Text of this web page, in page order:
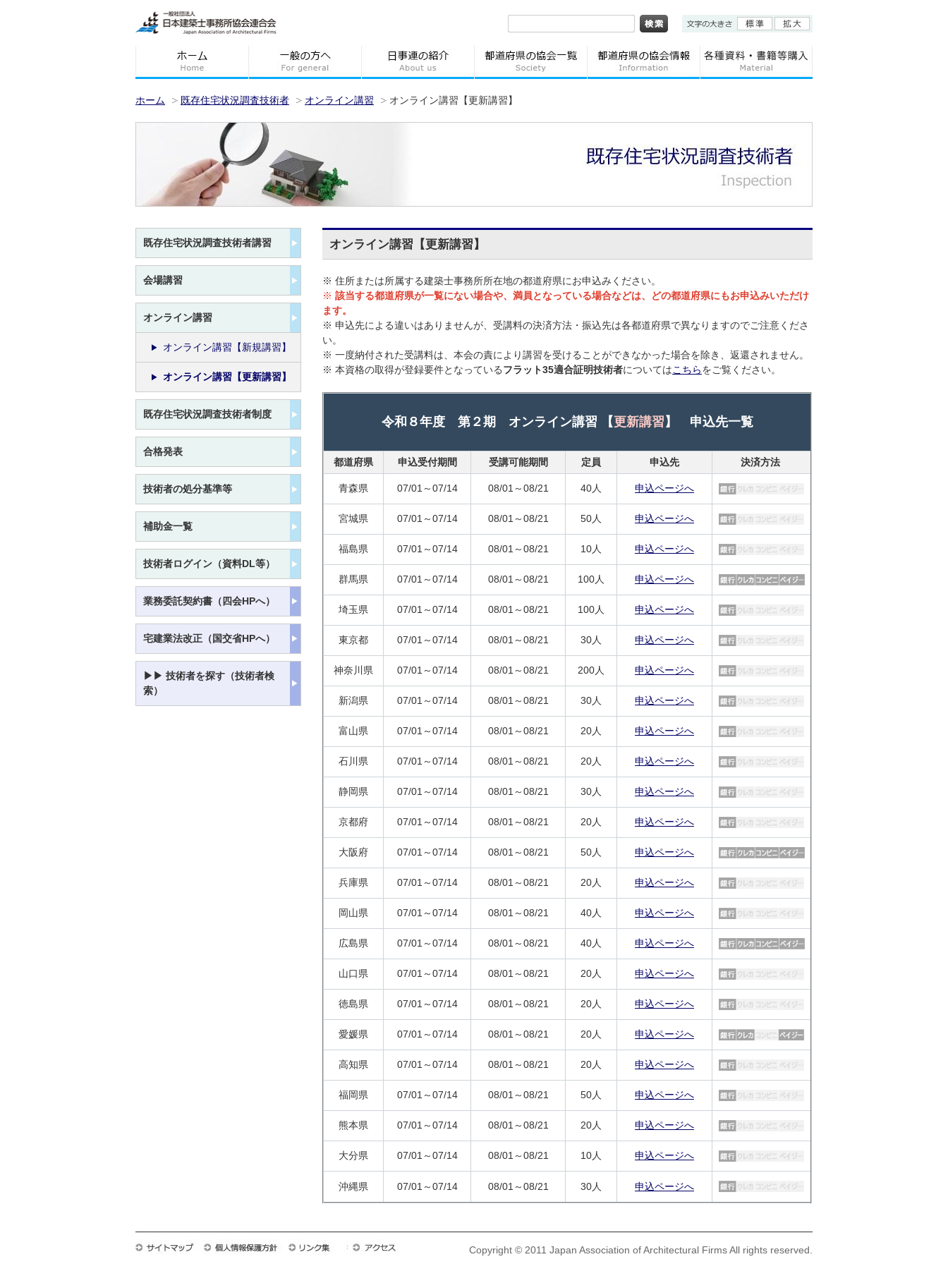
ホーム 既存住宅状況調査技術者 オンライン講習 オンライン講習【更新講習】
オンライン講習【更新講習】
※ 住所または所属する建築士事務所所在地の都道府県にお申込みください。
※ 該当する都道府県が一覧にない場合や、満員となっている場合などは、どの都道府県にもお申込みいただけ
ます。
※ 申込先による違いはありませんが、受講料の決済方法・振込先は各都道府県で異なりますのでご注意くださ
い。
※ 一度納付された受講料は、本会の責により講習を受けることができなかった場合を除き、返還されません。
※ 本資格の取得が登録要件となっているフラット35適合証明技術者についてはこちらをご覧ください。
令和８年度 第２期 オンライン講習 【更新講習 】 申込先一覧
都道府県 申込受付期間 受講可能期間 定員 申込先 決済方法
青森県 07/01～07/14 08/01～08/21 40人 申込ページへ
宮城県 07/01～07/14 08/01～08/21 50人 申込ページへ
福島県 07/01～07/14 08/01～08/21 10人 申込ページへ
群馬県 07/01～07/14 08/01～08/21 100人 申込ページへ
埼玉県 07/01～07/14 08/01～08/21 100人 申込ページへ
東京都 07/01～07/14 08/01～08/21 30人 申込ページへ
神奈川県 07/01～07/14 08/01～08/21 200人 申込ページへ
新潟県 07/01～07/14 08/01～08/21 30人 申込ページへ
富山県 07/01～07/14 08/01～08/21 20人 申込ページへ
石川県 07/01～07/14 08/01～08/21 20人 申込ページへ
静岡県 07/01～07/14 08/01～08/21 30人 申込ページへ
京都府 07/01～07/14 08/01～08/21 20人 申込ページへ
大阪府 07/01～07/14 08/01～08/21 50人 申込ページへ
兵庫県 07/01～07/14 08/01～08/21 20人 申込ページへ
岡山県 07/01～07/14 08/01～08/21 40人 申込ページへ
広島県 07/01～07/14 08/01～08/21 40人 申込ページへ
山口県 07/01～07/14 08/01～08/21 20人 申込ページへ
徳島県 07/01～07/14 08/01～08/21 20人 申込ページへ
愛媛県 07/01～07/14 08/01～08/21 20人 申込ページへ
高知県 07/01～07/14 08/01～08/21 20人 申込ページへ
福岡県 07/01～07/14 08/01～08/21 50人 申込ページへ
熊本県 07/01～07/14 08/01～08/21 20人 申込ページへ
大分県 07/01～07/14 08/01～08/21 10人 申込ページへ
沖縄県 07/01～07/14 08/01～08/21 30人 申込ページへ
既存住宅状況調査技術者講習
会場講習
オンライン講習
オンライン講習【新規講習】
オンライン講習【更新講習】
既存住宅状況調査技術者制度
合格発表
技術者の処分基準等
補助金一覧
技術者ログイン（資料DL等）
業務委託契約書（四会HPへ）
宅建業法改正（国交省HPへ）
▶▶ 技術者を探す（技術者検
索）
Copyright © 2011 Japan Association of Architectural Firms All rights reserved.